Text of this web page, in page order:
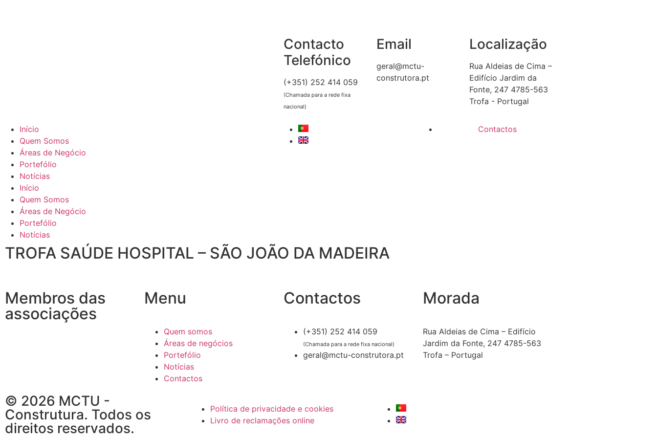
Contacto
Telefónico
(+351) 252 414 059
(Chamada para a rede fixa
nacional)
Email
geral@mctu-
construtora.pt
Localização
Rua Aldeias de Cima –
Edifício Jardim da
Fonte, 247 4785-563
Trofa - Portugal
Início
Quem Somos
Áreas de Negócio
Portefólio
Notícias
Início
Quem Somos
Áreas de Negócio
Portefólio
Notícias
Contactos
TROFA SAÚDE HOSPITAL – SÃO JOÃO DA MADEIRA
Membros das
associações
Menu
Quem somos
Áreas de negócios
Portefólio
Notícias
Contactos
Contactos
(+351) 252 414 059
(Chamada para a rede fixa nacional)
geral@mctu-construtora.pt
Morada
Rua Aldeias de Cima – Edifício
Jardim da Fonte, 247 4785-563
Trofa – Portugal
© 2026 MCTU -
Construtura. Todos os
direitos reservados.
Política de privacidade e cookies
Livro de reclamações online